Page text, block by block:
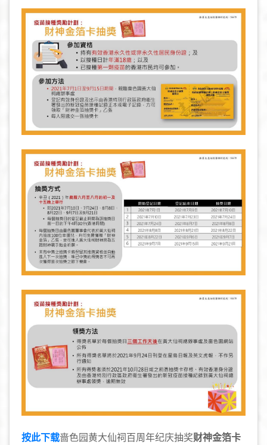
按此下载啬色园黄大仙祠百周年纪庆抽奖财神金箔卡